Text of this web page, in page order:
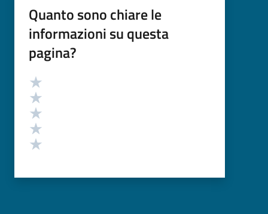
Quanto sono chiare le
informazioni su questa
pagina?
Valutazione